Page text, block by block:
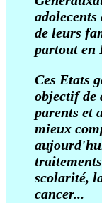
de leurs
partout en
Ces Etats
objectif de
parents et
mieux
scolarité,
cancer...